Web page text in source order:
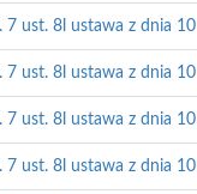
ust. 8l ustawa z dnia
ust. 8l ustawa z dnia
ust. 8l ustawa z dnia
ust. 8l ustawa z dnia